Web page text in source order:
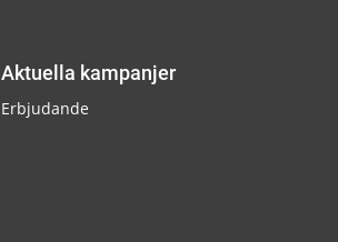
Aktuella kampanjer
Erbjudande